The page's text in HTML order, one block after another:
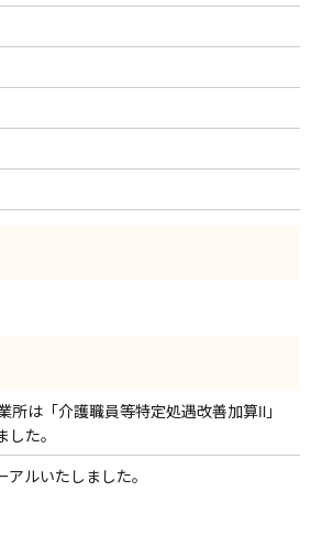
所は「介護職員等特定処遇改善加算Ⅱ」
た。
ルいたしました。